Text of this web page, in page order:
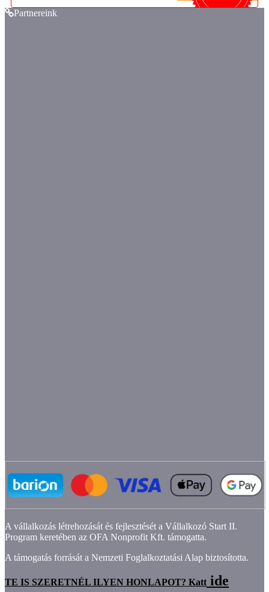
Partnereink
A vállalkozás létrehozását és fejlesztését a Vállalkozó Start II.
Program keretében az OFA Nonprofit Kft. támogatta.
A támogatás forrását a Nemzeti Foglalkoztatási Alap biztosította.
TE IS SZERETNÉL ILYEN HONLAPOT? Katt ide